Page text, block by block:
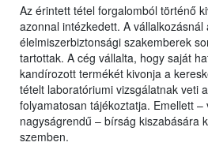
Az érintett tétel forgalomból történő
azonnal intézkedett. A
élelmiszerbiztonsági szakemberek
tartottak. A cég vállalta, hogy saját
kandírozott termékét kivonja a
tételt laboratóriumi vizsgálatnak veti
folyamatosan tájékoztatja. Emellett
nagyságrendű – bírság kiszabására
szemben.